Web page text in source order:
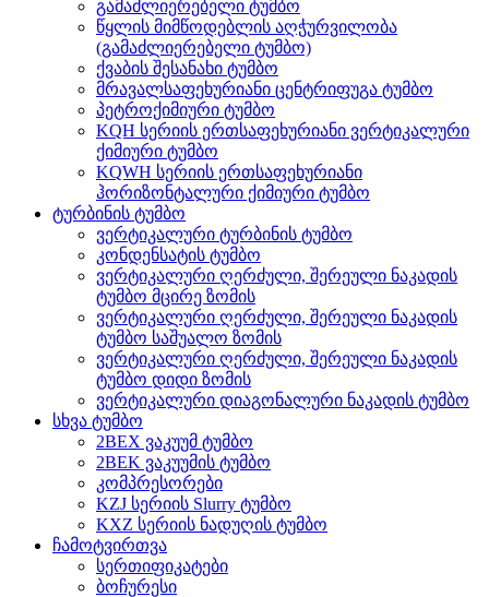
გამაძლიერებელი ტუმბო
წყლის მიმწოდებლის აღჭურვილობა
(გამაძლიერებელი ტუმბო)
ქვაბის შესანახი ტუმბო
მრავალსაფეხურიანი ცენტრიფუგა ტუმბო
პეტროქიმიური ტუმბო
KQH სერიის ერთსაფეხურიანი ვერტიკალური
ქიმიური ტუმბო
KQWH სერიის ერთსაფეხურიანი
ჰორიზონტალური ქიმიური ტუმბო
ტურბინის ტუმბო
ვერტიკალური ტურბინის ტუმბო
კონდენსატის ტუმბო
ვერტიკალური ღერძული, შერეული ნაკადის
ტუმბო მცირე ზომის
ვერტიკალური ღერძული, შერეული ნაკადის
ტუმბო საშუალო ზომის
ვერტიკალური ღერძული, შერეული ნაკადის
ტუმბო დიდი ზომის
ვერტიკალური დიაგონალური ნაკადის ტუმბო
სხვა ტუმბო
2BEX ვაკუუმ ტუმბო
2BEK ვაკუუმის ტუმბო
კომპრესორები
KZJ სერიის Slurry ტუმბო
KXZ სერიის ნადუღის ტუმბო
ჩამოტვირთვა
სერთიფიკატები
ბოჩურესი